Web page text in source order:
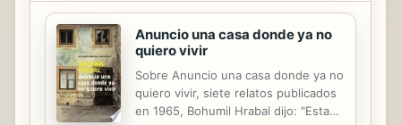
Anuncio una casa donde ya no
quiero vivir
Sobre Anuncio una casa donde ya no
quiero vivir, siete relatos publicados
en 1965, Bohumil Hrabal dijo: "Esta